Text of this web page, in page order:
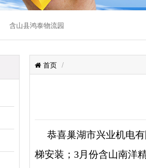
含山县鸿泰物流园
首页 /
恭喜巢湖市兴业机电有
梯安装；3月份含山南洋